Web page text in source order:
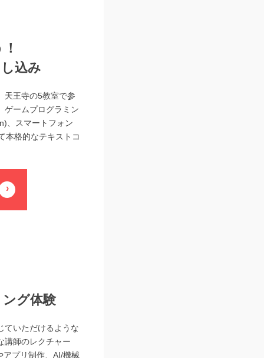
込み
天王寺の5教室で参
ゲームプログラミン
、スマートフォン
本格的なテキストコ
グ体験
ていただけるような
講師のレクチャー
アプリ制作、AI/機械